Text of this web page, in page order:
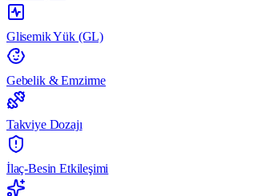
Glisemik Yük (GL)
Gebelik & Emzirme
Takviye Dozajı
İlaç-Besin Etkileşimi